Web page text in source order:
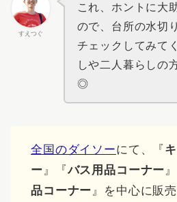
すえつぐ
これ、ホントに大
ので、台所の水切
チェックしてみて
しや二人暮らしの
◎
全国のダイソーにて、『
ー』『バス用品コーナー
品コーナー』を中心に販